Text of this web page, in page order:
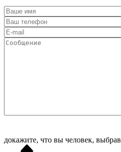
докажите, что вы человек, выбрав